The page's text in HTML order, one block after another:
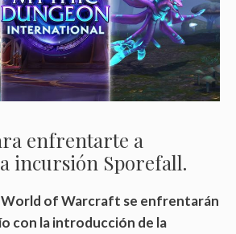
enfrentarte a
incursión Sporefall.
World of Warcraft se enfrentarán
con la introducción de la